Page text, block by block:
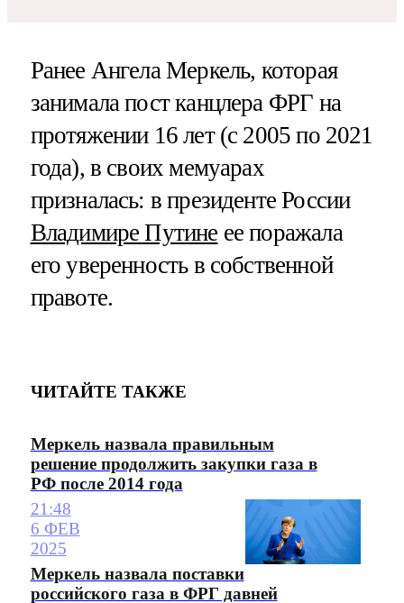
Ранее Ангела Меркель, которая
занимала пост канцлера ФРГ на
протяжении 16 лет (с 2005 по 2021
года), в своих мемуарах
призналась: в президенте России
Владимире Путине ее поражала
его уверенность в собственной
правоте.
ЧИТАЙТЕ ТАКЖЕ
Меркель назвала правильным
решение продолжить закупки газа в
РФ после 2014 года
21:48
6 ФЕВ
2025
Меркель назвала поставки
российского газа в ФРГ давней